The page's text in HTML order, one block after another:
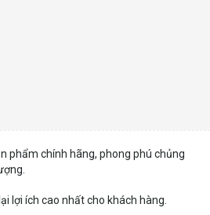
phẩm chính hãng, phong phú chủng
lợi ích cao nhất cho khách hàng.